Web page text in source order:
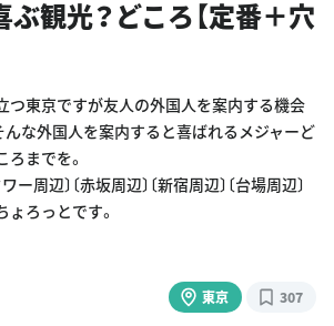
観光？どころ【定番＋穴
つ東京ですが友人の外国人を案内する機会
んな外国人を案内すると喜ばれるメジャーど
までを。
ー周辺〕〔赤坂周辺〕〔新宿周辺〕〔台場周辺〕
ょろっとです。
東京 307